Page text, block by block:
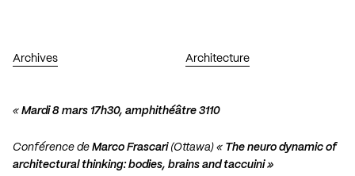
Archives Architecture
« Mardi 8 mars 17h30, amphithéâtre 3110
Conférence de Marco Frascari(Ottawa) « The neuro dynamic of
architectural thinking: bodies, brains and taccuini »